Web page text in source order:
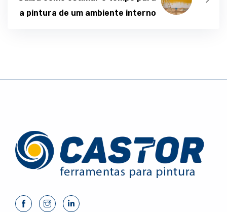
a pintura de um ambiente interno